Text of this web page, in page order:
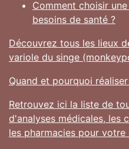
Comment choisir
besoins de santé ?
Découvrez tous les lieux
variole du singe
Quand et pourquoi
Retrouvez ici la liste de
d'analyses médicales, les
les pharmacies pour votre